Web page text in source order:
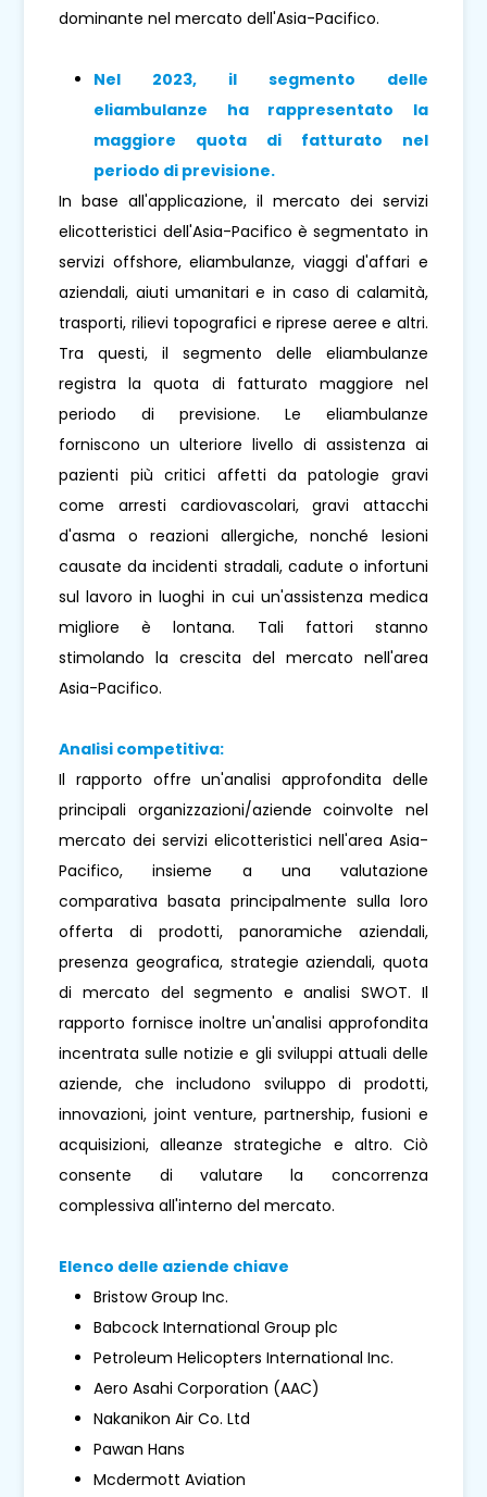
dominante nel mercato dell'Asia-Pacifico.
Nel 2023, il segmento delle
eliambulanze ha rappresentato la
maggiore quota di fatturato nel
periodo di previsione.
In base all'applicazione, il mercato dei servizi
elicotteristici dell'Asia-Pacifico è segmentato in
servizi offshore, eliambulanze, viaggi d'affari e
aziendali, aiuti umanitari e in caso di calamità,
trasporti, rilievi topografici e riprese aeree e altri.
Tra questi, il segmento delle eliambulanze
registra la quota di fatturato maggiore nel
periodo di previsione. Le eliambulanze
forniscono un ulteriore livello di assistenza ai
pazienti più critici affetti da patologie gravi
come arresti cardiovascolari, gravi attacchi
d'asma o reazioni allergiche, nonché lesioni
causate da incidenti stradali, cadute o infortuni
sul lavoro in luoghi in cui un'assistenza medica
migliore è lontana. Tali fattori stanno
stimolando la crescita del mercato nell'area
Asia-Pacifico.
Analisi competitiva:
Il rapporto offre un'analisi approfondita delle
principali organizzazioni/aziende coinvolte nel
mercato dei servizi elicotteristici nell'area Asia-
Pacifico, insieme a una valutazione
comparativa basata principalmente sulla loro
offerta di prodotti, panoramiche aziendali,
presenza geografica, strategie aziendali, quota
di mercato del segmento e analisi SWOT. Il
rapporto fornisce inoltre un'analisi approfondita
incentrata sulle notizie e gli sviluppi attuali delle
aziende, che includono sviluppo di prodotti,
innovazioni, joint venture, partnership, fusioni e
acquisizioni, alleanze strategiche e altro. Ciò
consente di valutare la concorrenza
complessiva all'interno del mercato.
Elenco delle aziende chiave
Bristow Group Inc.
Babcock International Group plc
Petroleum Helicopters International Inc.
Aero Asahi Corporation (AAC)
Nakanikon Air Co. Ltd
Pawan Hans
Mcdermott Aviation